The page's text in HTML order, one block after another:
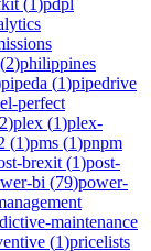
(2)philippines
pipeda (1)pipedrive
perfect
2)plex (1)plex-
(1)pms (1)pnpm
brexit (1)post-
bi (79)power-
maintenance
(1)pricelists